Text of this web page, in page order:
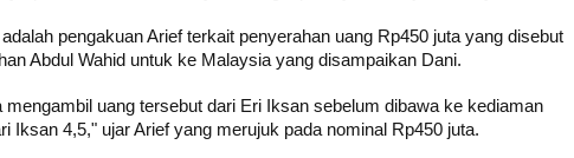
pengakuan Arief terkait penyerahan uang Rp450 juta yang disebut
Abdul Wahid untuk ke Malaysia yang disampaikan Dani.
uang tersebut dari Eri Iksan sebelum dibawa ke kediaman
Iksan 4,5," ujar Arief yang merujuk pada nominal Rp450 juta.